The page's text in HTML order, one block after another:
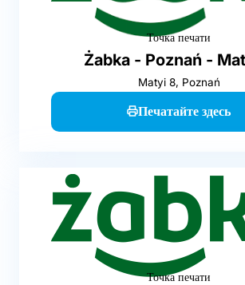
Точка печати
Żabka - Poznań -
Matyi 8, Poznań
Печатайте здесь
Точка печати